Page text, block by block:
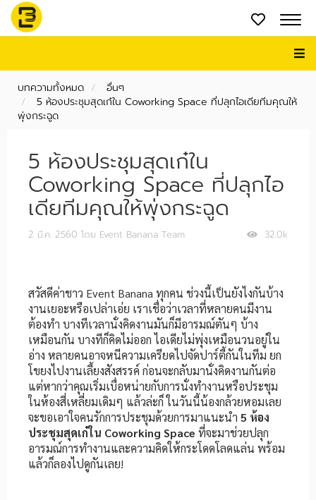
บทความทั้งหมด
อื่นๆ
5 ห้องประชุมสุดเก๋ใน Coworking Space ที่ปลุกไอเดียทีมคุณให้
พุ่งกระฉูด
5 ห้องประชุมสุดเก๋ใน
Coworking Space ที่ปลุกไอ
เดียทีมคุณให้พุ่งกระฉูด
32.0k
2 มี.ค. 2560 โดย Event Banana Team
สวัสดีค่าชาว Event Banana ทุกคน ช่วงนี้เป็นยังไงกันบ้าง
งานเยอะหรือเปล่าเอ่ย เราเชื่อว่าเวลาที่หลายคนมีงาน
ต้องทำ บางทีเวลานั่งคิดงานมันก็มีอารมณ์ตันๆ บ้าง
เหมือนกัน บางทีก็คิดไม่ออก ไอเดียไม่พุ่งเหมือนวนอยู่ใน
อ่าง หลายคนอาจหนีความเครียดไปจัดปาร์ตี้กันในทีม ยก
โขยงไปงานเลี้ยงสังสรรค์ ก่อนจะกลับมานั่งคิดงานกันต่อ
แต่หากว่าคุณเริ่มเบื่อหน่ายกับการนั่งทำงานหรือประชุม
ในห้องสี่เหลี่ยมเดิมๆ แล้วล่ะก็ ในวันนี้น้องกล้วยหอมเลย
จะขอเอาใจคนรักการประชุมด้วยการมาแนะนำ 5 ห้อง
ประชุมสุดเก๋ใน Coworking Space ที่จะมาช่วยปลุก
อารมณ์การทำงานและความคิดให้กระโดดโลดแล่น พร้อม
แล้วก็ลองไปดูกันเลย!